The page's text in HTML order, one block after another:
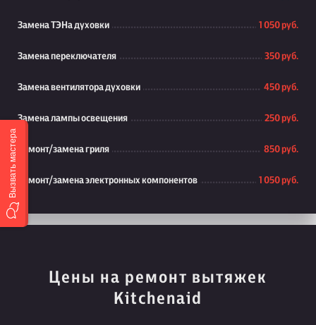
Замена ТЭНа духовки 1 050 руб.
Замена переключателя 350 руб.
Замена вентилятора духовки 450 руб.
Замена лампы освещения 250 руб.
Ремонт/замена гриля 850 руб.
Ремонт/замена электронных компонентов 1 050 руб.
Цены на ремонт вытяжек
Kitchenaid
Вызвать мастера